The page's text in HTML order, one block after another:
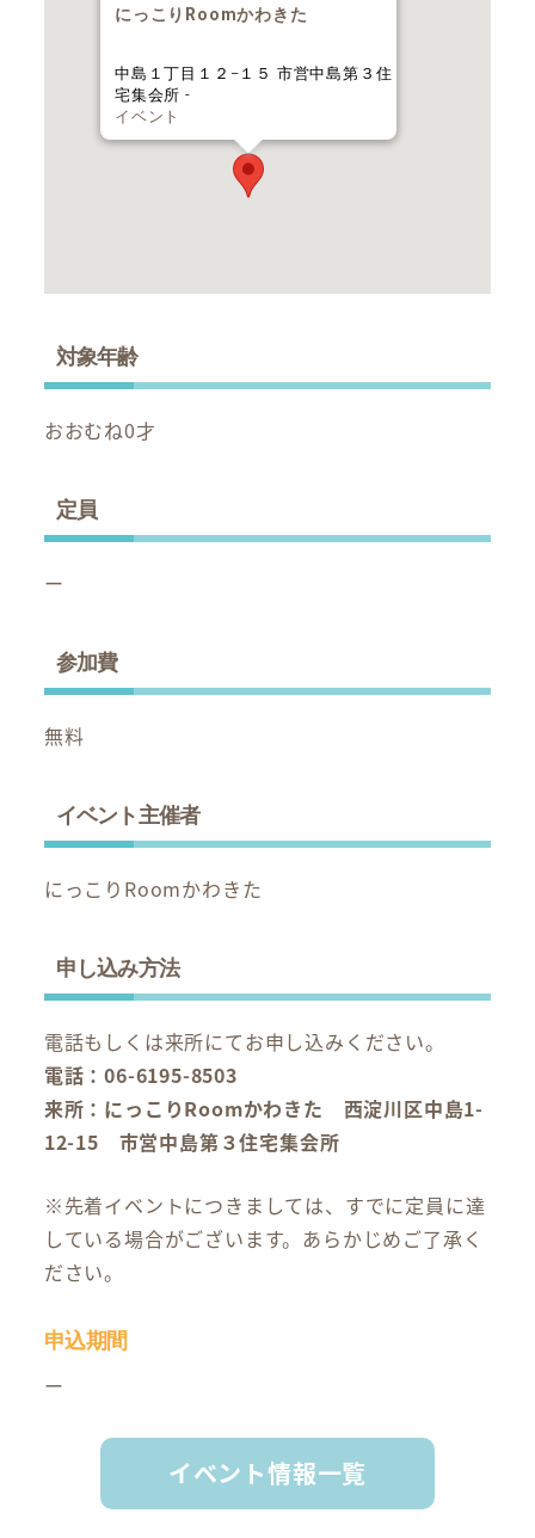
にっこりRoomかわきた
中島１丁目１２−１５ 市営中島第３住
宅集会所 -
イベント
対象年齢
おおむね0才
定員
ー
参加費
無料
イベント主催者
にっこりRoomかわきた
申し込み方法
電話もしくは来所にてお申し込みください。
電話：06-6195-8503
来所：にっこりRoomかわきた 西淀川区中島1-
12-15 市営中島第３住宅集会所
※先着イベントにつきましては、すでに定員に達
している場合がございます。あらかじめご了承く
ださい。
申込期間
ー
イベント情報一覧